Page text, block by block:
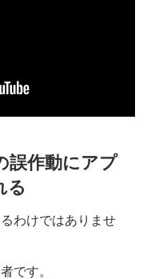
誤作動にアプ
る
わけではありませ
です。